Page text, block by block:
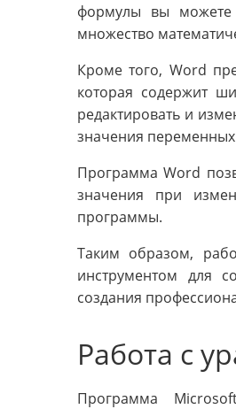
формулы вы можете
множество
Кроме того, Word
которая содержит
редактировать и
значения
Программа Word
значения при
программы.
Таким образом,
инструментом для
создания
Работа с
Программа